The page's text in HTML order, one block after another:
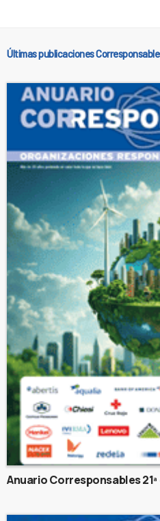
Últimas publicaciones
Anuario Corresponsables